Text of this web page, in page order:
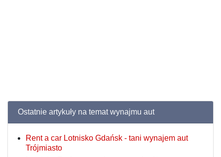
Ostatnie artykuły na temat wynajmu aut
Rent a car Lotnisko Gdańsk - tani wynajem aut
Trójmiasto